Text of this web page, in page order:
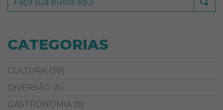
CATEGORIAS
CULTURA (38)
DIVERSÃO (5)
GASTRONOMIA (9)